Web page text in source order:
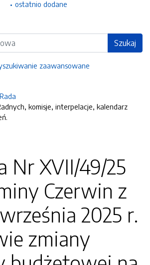
ostatnio dodane
Szukaj
zaawansowane
komisje, interpelacje, kalendarz
Nr XVII/49/25
Czerwin z
2025 r.
zmiany